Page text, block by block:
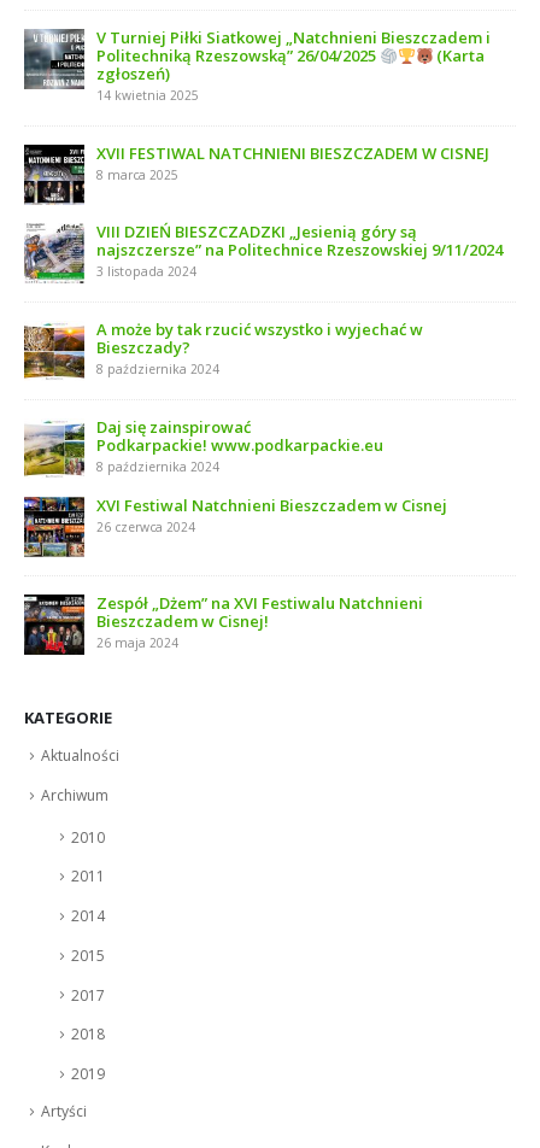
V Turniej Piłki Siatkowej „Natchnieni Bieszczadem i
Politechniką Rzeszowską” 26/04/2025
(Karta
zgłoszeń)
14 kwietnia 2025
XVII FESTIWAL NATCHNIENI BIESZCZADEM W CISNEJ
8 marca 2025
VIII DZIEŃ BIESZCZADZKI „Jesienią góry są
najszczersze” na Politechnice Rzeszowskiej 9/11/2024
3 listopada 2024
A może by tak rzucić wszystko i wyjechać w
Bieszczady?
8 października 2024
Daj się zainspirować
Podkarpackie! www.podkarpackie.eu
8 października 2024
XVI Festiwal Natchnieni Bieszczadem w Cisnej
26 czerwca 2024
Zespół „Dżem” na XVI Festiwalu Natchnieni
Bieszczadem w Cisnej!
26 maja 2024
KATEGORIE
Aktualności
Archiwum
2010
2011
2014
2015
2017
2018
2019
Artyści